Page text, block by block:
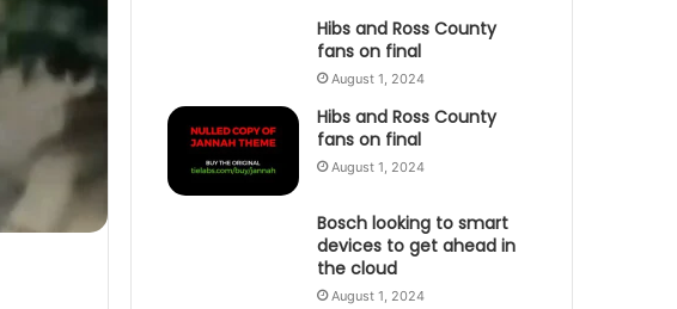
Hibs and Ross County
fans on final
August 1, 2024
Hibs and Ross County
fans on final
August 1, 2024
Bosch looking to smart
devices to get ahead in
the cloud
August 1, 2024